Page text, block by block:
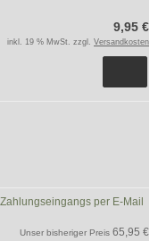
9,95 €
inkl. 19 % MwSt. zzgl. Versandkosten
per E-Mail
Unser bisheriger Preis 65,95 €